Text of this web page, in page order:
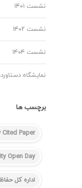
نشست ۱۴۰۱
نشست ۱۴۰۲
نشست ۱۴۰۴
نمایشگاه
برچسب ها
Cited Paper
Open Day
اداره کل